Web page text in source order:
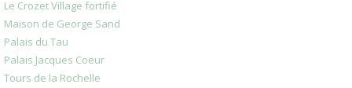
Le Crozet Village fortifié
Maison de George Sand
Palais du Tau
Palais Jacques Coeur
Tours de la Rochelle